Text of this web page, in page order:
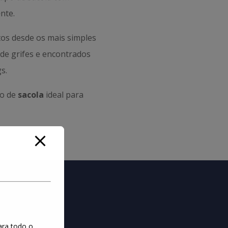
desde os mais simples
grifes e encontrados
de sacola ideal para